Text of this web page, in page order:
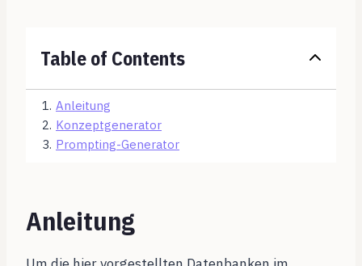
Table of Contents
1. Anleitung
2. Konzeptgenerator
3. Prompting-Generator
Anleitung